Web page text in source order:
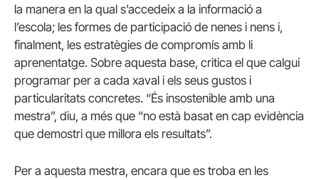
la manera en la qual s’accedeix a la informació a
l’escola; les formes de participació de nenes i nens i,
finalment, les estratègies de compromís amb li
aprenentatge. Sobre aquesta base, critica el que calgui
programar per a cada xaval i els seus gustos i
particularitats concretes. “És insostenible amb una
mestra”, diu, a més que “no està basat en cap evidència
que demostri que millora els resultats”.
Per a aquesta mestra, encara que es troba en les